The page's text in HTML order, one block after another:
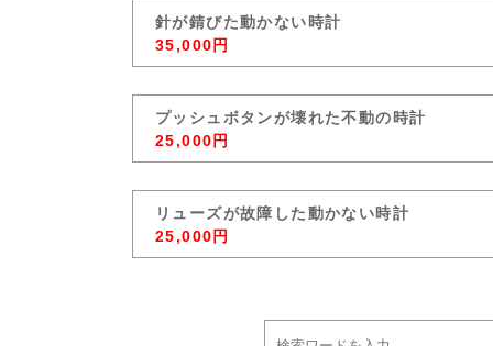
針が錆びた動かない時計
35,000円
プッシュボタンが壊れた不動の時計
25,000円
リューズが故障した動かない時計
25,000円